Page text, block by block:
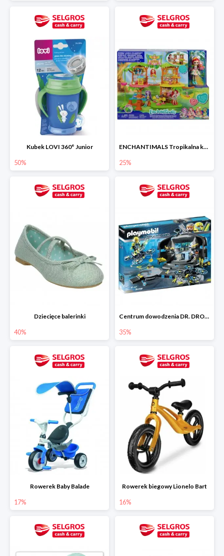
Kubek LOVI 360° Junior
50%
ENCHANTIMALS Tropikalna kawiarenka zestaw
25%
Dziecięce balerinki
40%
Centrum dowodzenia DR. DRONE‘A
35%
Rowerek Baby Balade
17%
Rowerek biegowy Lionelo Bart
16%